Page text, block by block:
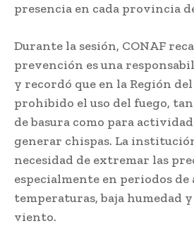
presencia en cada provincia
Durante la sesión, CONAF
prevención es una
y recordó que en la Región
prohibido el uso del fuego,
de basura como para
generar chispas. La
necesidad de extremar las
especialmente en periodos de
temperaturas, baja humedad
viento.